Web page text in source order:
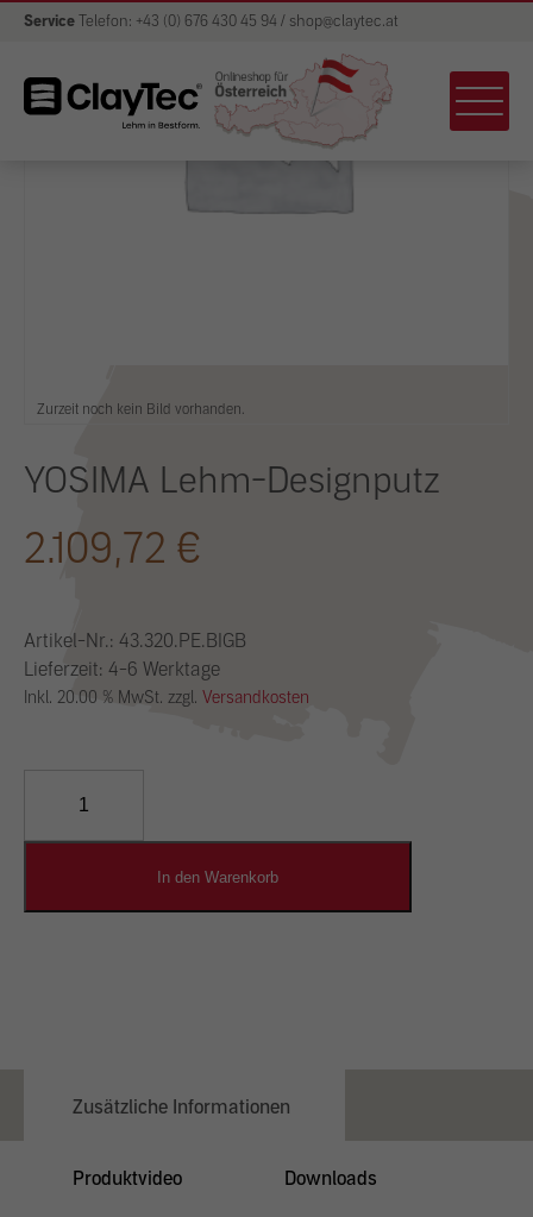
Service Telefon: +43 (0) 676 430 45 94 / shop@claytec.at
Zurzeit noch kein Bild vorhanden.
YOSIMA Lehm-Designputz
2.109,72 €
Artikel-Nr.: 43.320.PE.BIGB
Lieferzeit: 4-6 Werktage
Inkl. 20.00 % MwSt. zzgl. Versandkosten
Designputz
In den Warenkorb
Zusätzliche Informationen
Produktvideo Downloads